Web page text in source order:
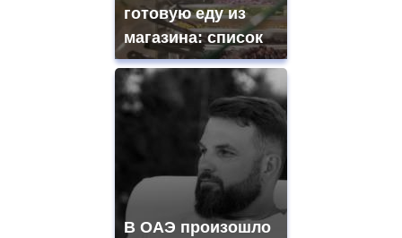
готовую еду из
магазина: список
В ОАЭ произошло